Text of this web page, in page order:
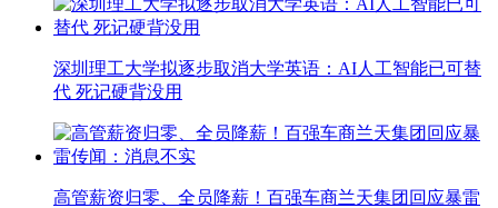
深圳理工大学拟逐步取消大学英语：AI人工智能已可替
代 死记硬背没用
高管薪资归零、全员降薪！百强车商兰天集团回应暴雷